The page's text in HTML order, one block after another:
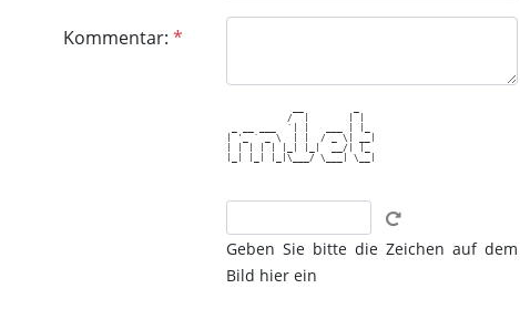
Kommentar: *
           /  |       | |
_ __ ___  `| |   ___ | |_
| '_ ` _ \  | |  / _ \| __|
| | | | | |_| |_|  __/| |_
|_| |_| |_|\___/ \___| \__|
Geben Sie bitte die Zeichen auf dem
Bild hier ein